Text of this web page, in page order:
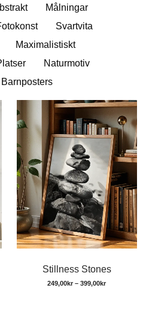
Målningar
Svartvita
Maximalistiskt
Naturmotiv
Barnposters
Stillness Stones
249,00kr – 399,00kr
249,00kr
till
399,00kr